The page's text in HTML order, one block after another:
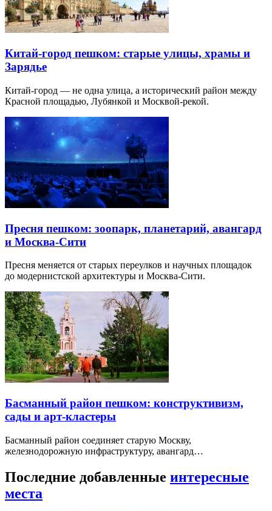
Китай-город пешком: старые улицы, храмы и
Зарядье
Китай-город — не одна улица, а исторический район между
Красной площадью, Лубянкой и Москвой-рекой.
Пресня пешком: зоопарк, планетарий, авангард
и Москва-Сити
Пресня меняется от старых переулков и научных площадок
до модернистской архитектуры и Москва-Сити.
Басманный район пешком: конструктивизм,
сады и арт-кластеры
Басманный район соединяет старую Москву,
железнодорожную инфраструктуру, авангард…
Последние добавленные интересные
места